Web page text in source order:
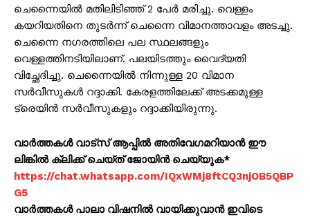
ചെന്നൈയിൽ മതിലിടിഞ്ഞ് 2 പേർ മരിച്ചു. വെള്ളം
കയറിയതിനെ തുടർന്ന് ചെന്നൈ വിമാനത്താവളം അടച്ചു.
ചെന്നൈ നഗരത്തിലെ പല സ്ഥലങ്ങളും
വെള്ളത്തിനടിയിലാണ്. പലയിടത്തും വൈദ്യതി
വിച്ഛേദിച്ചു. ചെന്നൈയിൽ നിന്നുള്ള 20 വിമാന
സർവീസുകൾ റദ്ദാക്കി. കേരളത്തിലേക്ക് അടക്കമുള്ള
ട്രെയിൻ സർവീസുകളും റദ്ദാക്കിയിരുന്നു.
വാർത്തകൾ വാട്സ് ആപ്പിൽ അതിവേഗമറിയാൻ ഈ
ലിങ്കിൽ ക്ലിക്ക് ചെയ്ത് ജോയിൻ ചെയ്യുക*
https://chat.whatsapp.com/IQxWMj8ftCQ3njOB5QBP
G5
വാർത്തകൾ പാലാ വിഷനിൽ വായിക്കുവാൻ ഇവിടെ